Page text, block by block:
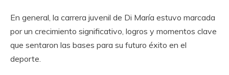
En general, la carrera juvenil de Di María estuvo marcada
por un crecimiento significativo, logros y momentos clave
que sentaron las bases para su futuro éxito en el
deporte.